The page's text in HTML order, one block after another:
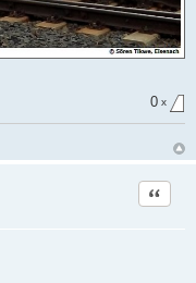
0 x
Zitat